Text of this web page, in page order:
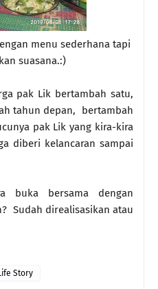
menu sederhana tapi
suasana.:)
pak Lik bertambah satu,
tahun depan, bertambah
pak Lik yang kira-kira
diberi kelancaran sampai
buka bersama dengan
Sudah direalisasikan atau
Story